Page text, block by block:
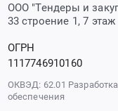
ООО "Тендеры и
33 строение 1, 7 этаж
ОГРН
1117746910160
ОКВЭД: 62.01
обеспечения